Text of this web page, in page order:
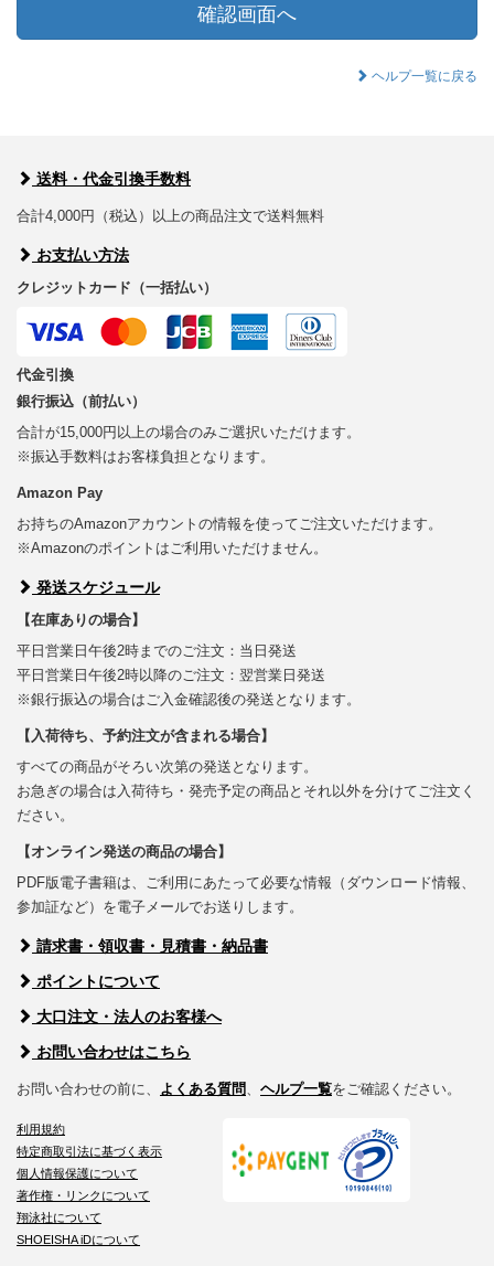
確認画面へ
ヘルプ一覧に戻る
送料・代金引換手数料
合計4,000円（税込）以上の商品注文で送料無料
お支払い方法
クレジットカード（一括払い）
代金引換
銀行振込（前払い）
合計が15,000円以上の場合のみご選択いただけます。
※振込手数料はお客様負担となります。
Amazon Pay
お持ちのAmazonアカウントの情報を使ってご注文いただけます。
※Amazonのポイントはご利用いただけません。
発送スケジュール
【在庫ありの場合】
平日営業日午後2時までのご注文：当日発送
平日営業日午後2時以降のご注文：翌営業日発送
※銀行振込の場合はご入金確認後の発送となります。
【入荷待ち、予約注文が含まれる場合】
すべての商品がそろい次第の発送となります。
お急ぎの場合は入荷待ち・発売予定の商品とそれ以外を分けてご注文く
ださい。
【オンライン発送の商品の場合】
PDF版電子書籍は、ご利用にあたって必要な情報（ダウンロード情報、
参加証など）を電子メールでお送りします。
請求書・領収書・見積書・納品書
ポイントについて
大口注文・法人のお客様へ
お問い合わせはこちら
お問い合わせの前に、 よくある質問 ヘルプ一覧をご確認ください。
利用規約
特定商取引法に基づく表示
個人情報保護について
著作権・リンクについて
翔泳社について
SHOEISHA iDについて